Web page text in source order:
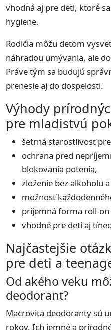
vhodná aj pre deti, ktoré
hygiene.
Rodičia môžu deťom
náhradou umývania, ale
Práve tým sa budujú
prenesie aj do dospelosti.
Výhody
pre mladistvú
šetrná starostlivosť
ochrana pred
blokovania potenia,
zloženie bez alkoholu
možnosť
príjemná forma roll-on
vhodné pre deti aj
Najčastejšie
pre deti a
Od akého veku
deodorant?
Macrovita deodoranty sú
rokov. Ich jemné a